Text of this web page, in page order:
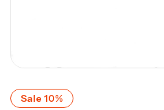
Sale 10%